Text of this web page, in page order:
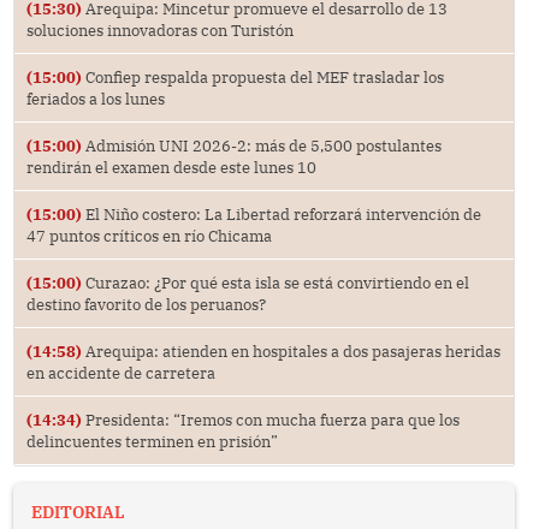
(15:30) Arequipa: Mincetur promueve el desarrollo de 13
soluciones innovadoras con Turistón
(15:00) Confiep respalda propuesta del MEF trasladar los
feriados a los lunes
(15:00) Admisión UNI 2026-2: más de 5,500 postulantes
rendirán el examen desde este lunes 10
(15:00) El Niño costero: La Libertad reforzará intervención de
47 puntos críticos en río Chicama
(15:00) Curazao: ¿Por qué esta isla se está convirtiendo en el
destino favorito de los peruanos?
(14:58) Arequipa: atienden en hospitales a dos pasajeras heridas
en accidente de carretera
(14:34) Presidenta: “Iremos con mucha fuerza para que los
delincuentes terminen en prisión”
EDITORIAL